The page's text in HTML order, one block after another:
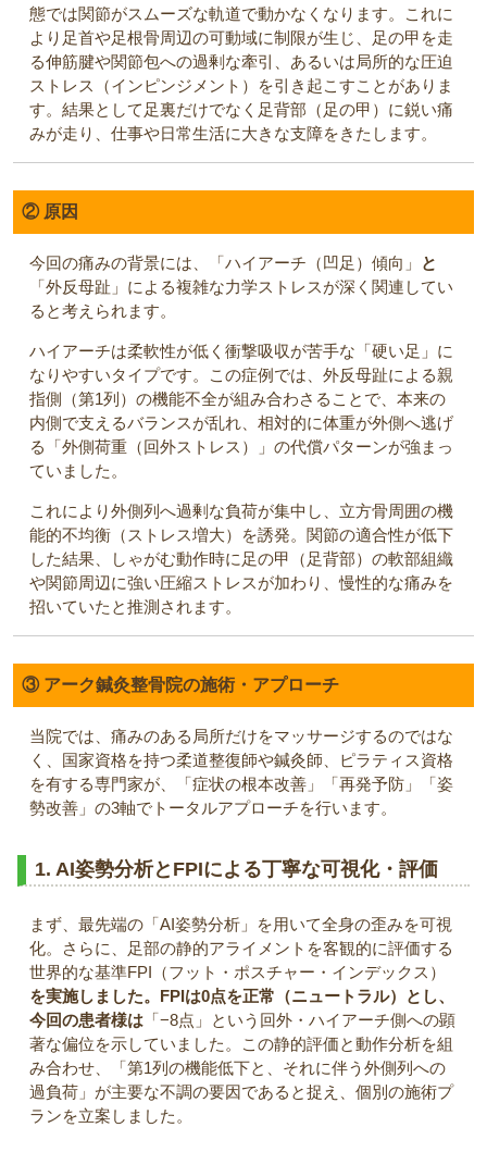
態では関節がスムーズな軌道で動かなくなります。これに
より足首や足根骨周辺の可動域に制限が生じ、足の甲を走
る伸筋腱や関節包への過剰な牽引、あるいは局所的な圧迫
ストレス（インピンジメント）を引き起こすことがありま
す。結果として足裏だけでなく足背部（足の甲）に鋭い痛
みが走り、仕事や日常生活に大きな支障をきたします。
② 原因
今回の痛みの背景には、「ハイアーチ（凹足）傾向」
と
「外反母趾」による複雑な力学ストレスが深く関連してい
ると考えられます。
ハイアーチは柔軟性が低く衝撃吸収が苦手な「硬い足」に
なりやすいタイプです。この症例では、外反母趾による親
指側（第1列）の機能不全が組み合わさることで、本来の
内側で支えるバランスが乱れ、相対的に体重が外側へ逃げ
る「外側荷重（回外ストレス）」の代償パターンが強まっ
ていました。
これにより外側列へ過剰な負荷が集中し、立方骨周囲の機
能的不均衡（ストレス増大）を誘発。関節の適合性が低下
した結果、しゃがむ動作時に足の甲（足背部）の軟部組織
や関節周辺に強い圧縮ストレスが加わり、慢性的な痛みを
招いていたと推測されます。
③ アーク鍼灸整骨院の施術・アプローチ
当院では、痛みのある局所だけをマッサージするのではな
く、国家資格を持つ柔道整復師や鍼灸師、ピラティス資格
を有する専門家が、「症状の根本改善」「再発予防」「姿
勢改善」の3軸でトータルアプローチを行います。
1. AI姿勢分析とFPIによる丁寧な可視化・評価
まず、最先端の「AI姿勢分析」を用いて全身の歪みを可視
化。さらに、足部の静的アライメントを客観的に評価する
世界的な基準FPI（フット・ポスチャー・インデックス）
を実施しました。FPIは0点を正常（ニュートラル）とし、
今回の患者様は 「−8点」という回外・ハイアーチ側への顕
著な偏位を示していました。この静的評価と動作分析を組
み合わせ、「第1列の機能低下と、それに伴う外側列への
過負荷」が主要な不調の要因であると捉え、個別の施術プ
ランを立案しました。